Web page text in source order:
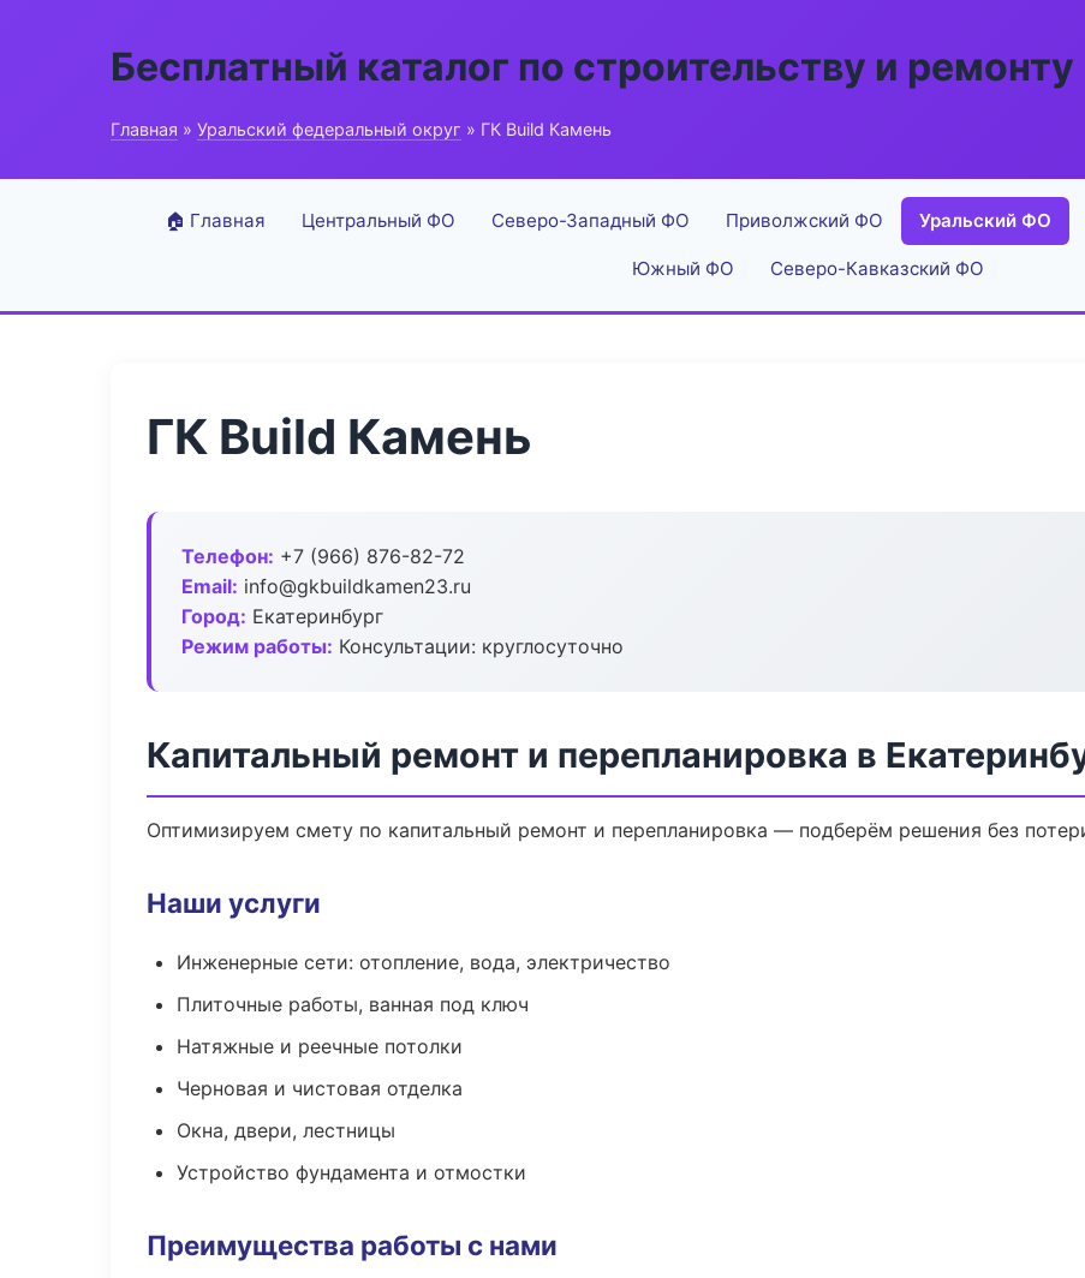
Бесплатный каталог по строительству и ремонту
Главная » Уральский федеральный округ » ГК Build Камень
🏠 Главная Центральный ФО Северо-Западный ФО Приволжский ФО Уральский ФО
Южный ФО Северо-Кавказский ФО
ГК Build Камень
Телефон: +7 (966) 876-82-72
Email: info@gkbuildkamen23.ru
Город: Екатеринбург
Режим работы: Консультации: круглосуточно
Капитальный ремонт и перепланировка в
Оптимизируем смету по капитальный ремонт и перепланировка — подберём решения без
Наши услуги
Инженерные сети: отопление, вода, электричество
Плиточные работы, ванная под ключ
Натяжные и реечные потолки
Черновая и чистовая отделка
Окна, двери, лестницы
Устройство фундамента и отмостки
Преимущества работы с нами